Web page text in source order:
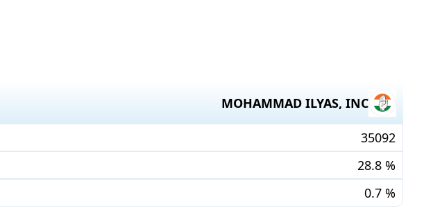
MOHAMMAD ILYAS, INC
35092
28.8 %
0.7 %